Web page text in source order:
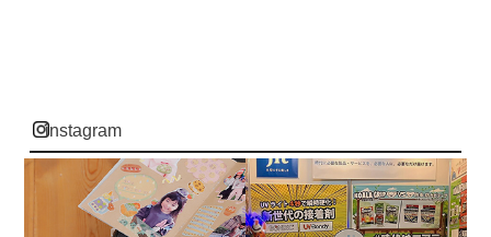
instagram